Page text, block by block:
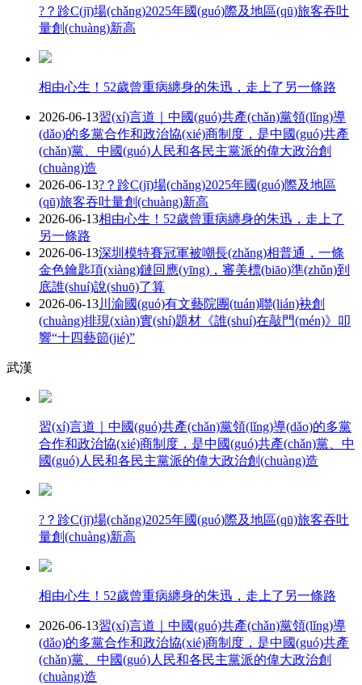
?？跈C(jī)場(chǎng)2025年國(guó)際及地區(qū)旅客吞吐
量創(chuàng)新高
相由心生！52歲曾重病纏身的朱迅，走上了另一條路
2026-06-13習(xí)言道｜中國(guó)共產(chǎn)黨領(lǐng)導
(dǎo)的多黨合作和政治協(xié)商制度，是中國(guó)共產
(chǎn)黨、中國(guó)人民和各民主黨派的偉大政治創
(chuàng)造
2026-06-13?？跈C(jī)場(chǎng)2025年國(guó)際及地區
(qū)旅客吞吐量創(chuàng)新高
2026-06-13相由心生！52歲曾重病纏身的朱迅，走上了
另一條路
2026-06-13深圳模特賽冠軍被嘲長(zhǎng)相普通，一條
金色鑰匙項(xiàng)鏈回應(yīng)，審美標(biāo)準(zhǔn)到
底誰(shuí)說(shuō)了算
2026-06-13川渝國(guó)有文藝院團(tuán)聯(lián)袂創
(chuàng)排現(xiàn)實(shí)題材《誰(shuí)在敲門(mén)》叩
響“十四藝節(jié)”
武漢
習(xí)言道｜中國(guó)共產(chǎn)黨領(lǐng)導(dǎo)的多黨
合作和政治協(xié)商制度，是中國(guó)共產(chǎn)黨、中
國(guó)人民和各民主黨派的偉大政治創(chuàng)造
?？跈C(jī)場(chǎng)2025年國(guó)際及地區(qū)旅客吞吐
量創(chuàng)新高
相由心生！52歲曾重病纏身的朱迅，走上了另一條路
2026-06-13習(xí)言道｜中國(guó)共產(chǎn)黨領(lǐng)導
(dǎo)的多黨合作和政治協(xié)商制度，是中國(guó)共產
(chǎn)黨、中國(guó)人民和各民主黨派的偉大政治創
(chuàng)造